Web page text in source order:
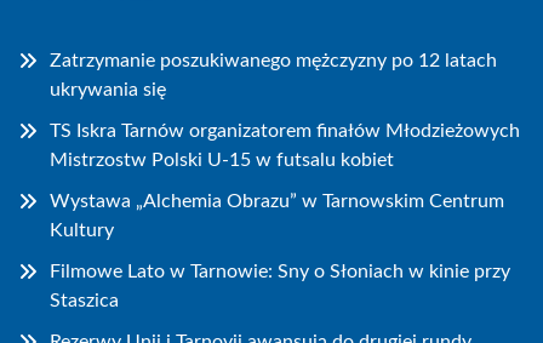
Zatrzymanie poszukiwanego mężczyzny po 12 latach
ukrywania się
TS Iskra Tarnów organizatorem finałów Młodzieżowych
Mistrzostw Polski U-15 w futsalu kobiet
Wystawa „Alchemia Obrazu” w Tarnowskim Centrum
Kultury
Filmowe Lato w Tarnowie: Sny o Słoniach w kinie przy
Staszica